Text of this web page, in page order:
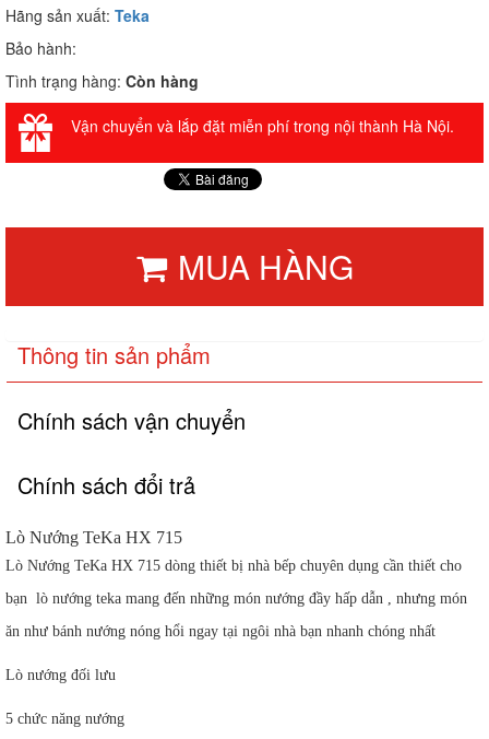
Hãng sản xuất: Teka
Bảo hành:
Tình trạng hàng: Còn hàng
Vận chuyển và lắp đặt miễn phí trong nội thành Hà Nội.
MUA HÀNG
Thông tin sản phẩm
Chính sách vận chuyển
Chính sách đổi trả
Lò Nướng TeKa HX 715
Lò Nướng TeKa HX 715 dòng thiết bị nhà bếp chuyên dụng cần thiết cho
bạn lò nướng teka mang đến những món nướng đầy hấp dẫn , nhưng món
ăn như bánh nướng nóng hổi ngay tại ngôi nhà bạn nhanh chóng nhất
Lò nướng đối lưu
5 chức năng nướng